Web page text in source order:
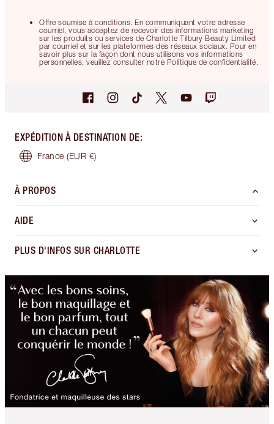
Offre soumise à conditions. En communiquant votre adresse
courriel, vous acceptez de recevoir des informations marketing
sur les produits ou services de Charlotte Tilbury Beauty Limited
par courriel et sur les plateformes des réseaux sociaux. Pour en
savoir plus sur la façon dont nous utilisons vos informations
personnelles, veuillez consulter notre Politique de confidentialité.
EXPÉDITION À DESTINATION DE:
France (EUR €)
À PROPOS
AIDE
PLUS D'INFOS SUR CHARLOTTE